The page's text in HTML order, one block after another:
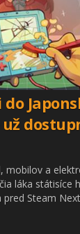
mobilov a
láka státisíce
Steam